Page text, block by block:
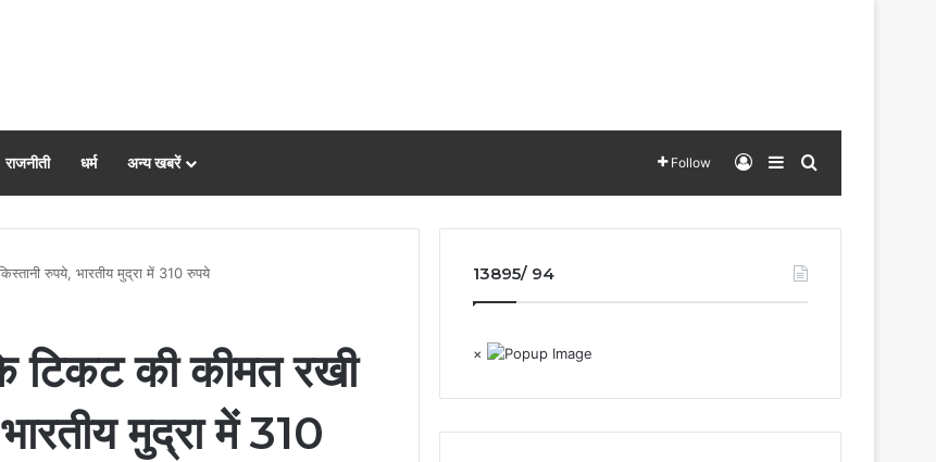
राजनीती धर्म अन्य खबरें Follow Log InSidebarSearch for
रुपये, भारतीय मुद्रा में 310 रुपये
टिकट की कीमत रखी
मुद्रा में 310
13895/ 94
×